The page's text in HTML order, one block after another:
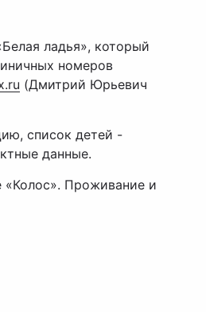
ладья», который
номеров
(Дмитрий Юрьевич
список детей -
данные.
«Колос». Проживание и